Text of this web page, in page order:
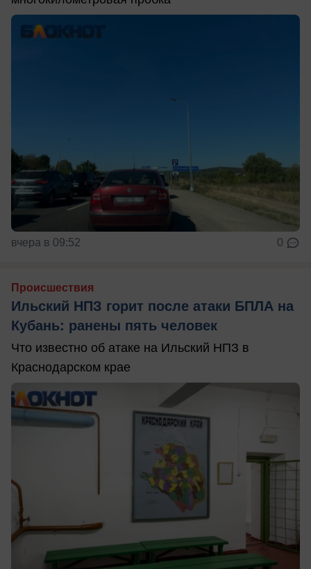
вчера в 09:52 0
Происшествия
Ильский НПЗ горит после атаки БПЛА на
Кубань: ранены пять человек
Что известно об атаке на Ильский НПЗ в
Краснодарском крае